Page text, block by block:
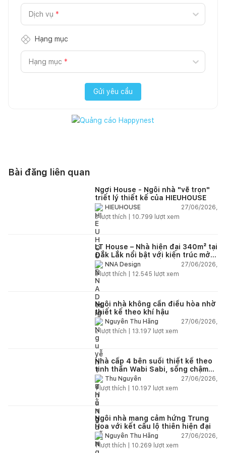
Dịch vụ *
Hạng mục
Hạng mục *
Gửi yêu cầu
Bài đăng liên quan
Ngơi House - Ngôi nhà "vẽ trọn"
triết lý thiết kế của HIEUHOUSE
HIEUHOUSE
27/06/2026,
3lượt thích | 10.799 lượt xem
LT House – Nhà hiện đại 340m² tại
Đắk Lắk nổi bật với kiến trúc mở
và hệ sân vườn kết nối thiên
nhiên
NNA Design
27/06/2026,
3lượt thích | 12.545 lượt xem
Ngôi nhà không cần điều hòa nhờ
thiết kế theo khí hậu
Nguyễn Thu Hằng
27/06/2026,
2lượt thích | 13.197 lượt xem
Nhà cấp 4 bên suối thiết kế theo
tinh thần Wabi Sabi, sống chậm
giữa thiên nhiên
Thu Nguyễn
27/06/2026,
1lượt thích | 10.197 lượt xem
Ngôi nhà mang cảm hứng Trung
Hoa với kết cấu lộ thiên hiện đại
Nguyễn Thu Hằng
27/06/2026,
1lượt thích | 10.269 lượt xem